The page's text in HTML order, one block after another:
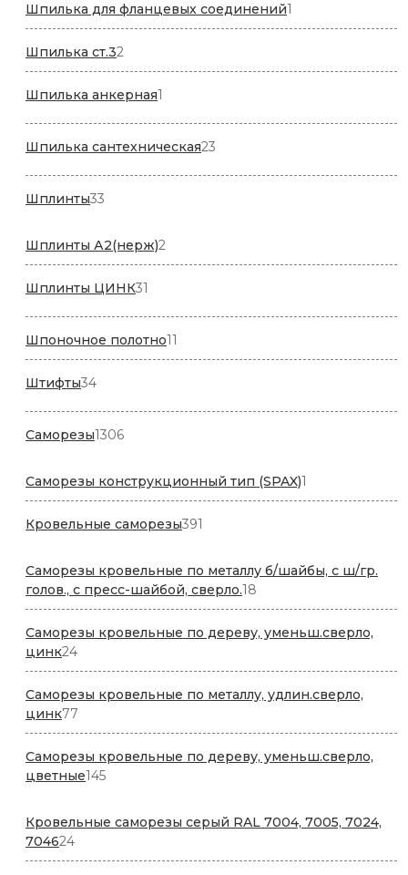
Шпилька для фланцевых соединений1
товар
Шпилька ст.32
товара
Шпилька анкерная1
Шпилька сантехническая23
Шплинты33
Шплинты А2(нерж)2
товара
Шплинты ЦИНК31
Шпоночное полотно11
товаров
Штифты3434
Саморезы13061306
Саморезы конструкционный тип (SPAX)1
товар
Кровельные саморезы391
Саморезы кровельные по металлу б/шайбы, с ш/гр.
голов., с пресс-шайбой, сверло.18
товаров
Саморезы кровельные по дереву, уменьш.сверло,
цинк2424
товара
Саморезы кровельные по металлу, удлин.сверло,
цинк77
товаров
Саморезы кровельные по дереву, уменьш.сверло,
цветные145145
Кровельные саморезы серый RAL 7004, 7005, 7024,
70462424
товара